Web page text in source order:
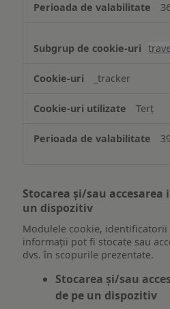
_tracker
Terț
Stocarea și/sau
un dispozitiv
Modulele cookie, identificatorii
informații pot fi stocate sau
dvs. în scopurile prezentate.
Stocarea și/sau
de pe un dispozitiv